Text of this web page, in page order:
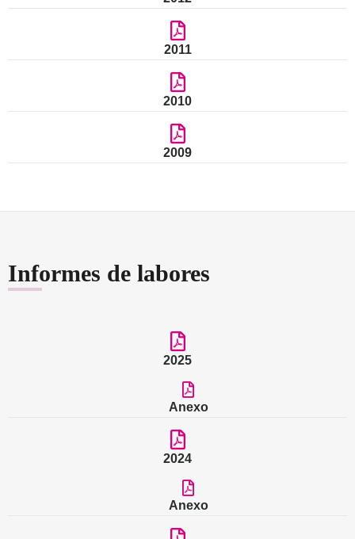
2011
2010
2009
Informes de labores
2025
Anexo
2024
Anexo